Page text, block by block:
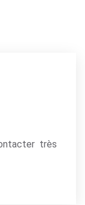
très